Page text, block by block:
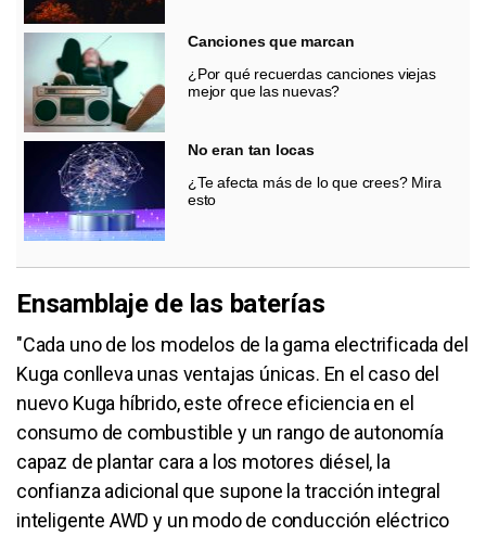
Canciones que marcan
¿Por qué recuerdas canciones viejas
mejor que las nuevas?
No eran tan locas
¿Te afecta más de lo que crees? Mira
esto
Ensamblaje de las baterías
"Cada uno de los modelos de la gama electrificada del
Kuga conlleva unas ventajas únicas. En el caso del
nuevo Kuga híbrido, este ofrece eficiencia en el
consumo de combustible y un rango de autonomía
capaz de plantar cara a los motores diésel, la
confianza adicional que supone la tracción integral
inteligente AWD y un modo de conducción eléctrico